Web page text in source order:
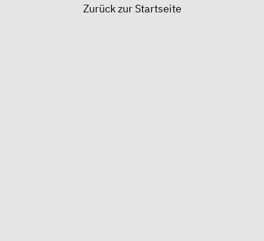
Zurück zur Startseite